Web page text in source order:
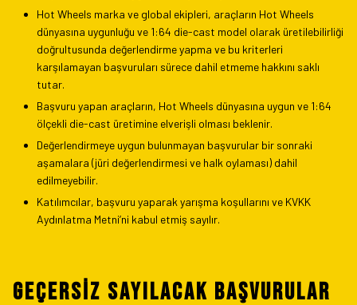
Hot Wheels marka ve global ekipleri, araçların Hot Wheels
dünyasına uygunluğu ve 1:64 die-cast model olarak üretilebilirliği
doğrultusunda değerlendirme yapma ve bu kriterleri
karşılamayan başvuruları sürece dahil etmeme hakkını saklı
tutar.
Başvuru yapan araçların, Hot Wheels dünyasına uygun ve 1:64
ölçekli die-cast üretimine elverişli olması beklenir.
Değerlendirmeye uygun bulunmayan başvurular bir sonraki
aşamalara (jüri değerlendirmesi ve halk oylaması) dahil
edilmeyebilir.
Katılımcılar, başvuru yaparak yarışma koşullarını ve KVKK
Aydınlatma Metni’ni kabul etmiş sayılır.
GEÇERSİZ SAYILACAK BAŞVURULAR